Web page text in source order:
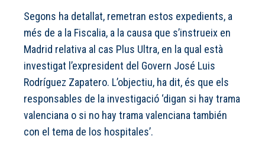
Segons ha detallat, remetran estos expedients, a
més de a la Fiscalia, a la causa que s’instrueix en
Madrid relativa al cas Plus Ultra, en la qual està
investigat l’expresident del Govern José Luis
Rodríguez Zapatero. L’objectiu, ha dit, és que els
responsables de la investigació ‘digan si hay trama
valenciana o si no hay trama valenciana también
con el tema de los hospitales’.